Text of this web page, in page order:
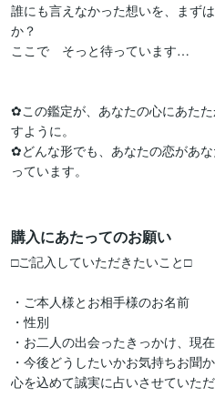
誰にも言えなかった想いを、まず
か？
ここで　そっと待っています…
✿この鑑定が、あなたの心にあた
すように。
✿どんな形でも、あなたの恋があ
っています。
購入にあたってのお願い
□ご記入していただきたいこと□
・ご本人様とお相手様のお名前
・性別
・お二人の出会ったきっかけ、現
・今後どうしたいかお気持ちお聞
心を込めて誠実に占いさせていただ